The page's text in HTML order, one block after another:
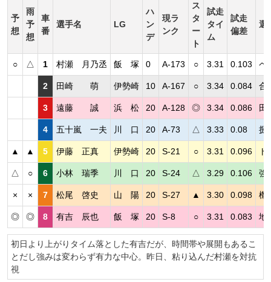
予
想
雨
予
想
車
番
選手名 LG
ハ
ン
デ
現ラ
ンク
ス
タ
ー
ト
試走
タイ
ム
試走
偏差
選
○ △ 1 村瀬 月乃丞 飯 塚 0 A-173 ○ 3.31 0.103 ペ
2 田崎 萌 伊勢崎 10 A-167 ○ 3.34 0.084 合
3 遠藤 誠 浜 松 20 A-128 ◎ 3.34 0.086 田
4 五十嵐 一夫 川 口 20 A-73 △ 3.33 0.08 捌
▲ ▲ 5 伊藤 正真 伊勢崎 20 S-21 ○ 3.31 0.096
△ ○ 6 小林 瑞季 川 口 20 S-24 △ 3.29 0.106 強
× × 7 松尾 啓史 山 陽 20 S-27 ▲ 3.30 0.098 機
◎ ◎ 8 有吉 辰也 飯 塚 20 S-8 ○ 3.31 0.083 地
初日より上がりタイム落とした有吉だが、時間帯や展開もあるこ
とだし強みは変わらず有力な中心。昨日、粘り込んだ村瀬を対抗
視